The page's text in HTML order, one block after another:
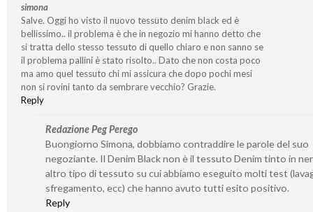
simona
Salve. Oggi ho visto il nuovo tessuto denim black ed è
bellissimo.. il problema è che in negozio mi hanno detto che
si tratta dello stesso tessuto di quello chiaro e non sanno se
il problema pallini è stato risolto.. Dato che non costa poco
ma amo quel tessuto chi mi assicura che dopo pochi mesi
non si rovini tanto da sembrare vecchio? Grazie.
Reply
Redazione Peg Perego
Buongiorno Simona, dobbiamo contraddire le parole del suo
negoziante. Il Denim Black non è il tessuto Denim tinto in
altro tipo di tessuto su cui abbiamo eseguito molti test
sfregamento, ecc) che hanno avuto tutti esito positivo.
Reply